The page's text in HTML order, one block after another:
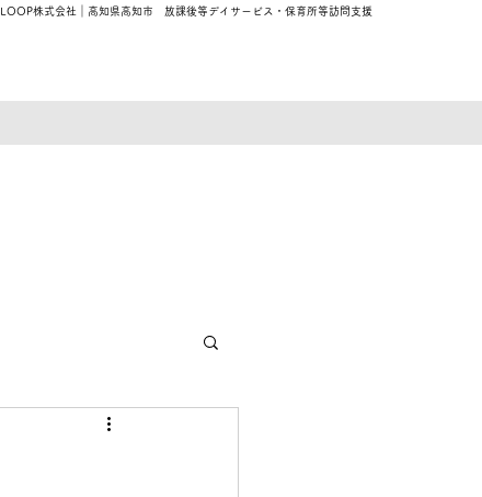
​LOOP株式会社｜高知県高知市 放課後等デイサービス・保育所等訪問支援